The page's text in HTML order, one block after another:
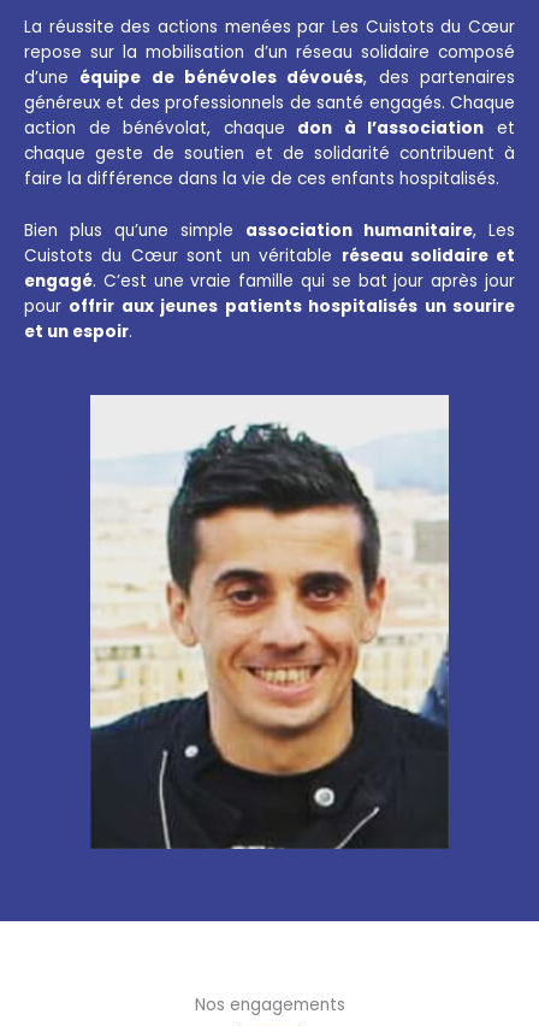
La réussite des actions menées par Les Cuistots du Cœur
repose sur la mobilisation d’un réseau solidaire composé
d’une équipe de bénévoles dévoués, des partenaires
généreux et des professionnels de santé engagés. Chaque
action de bénévolat, chaque don à l’association et
chaque geste de soutien et de solidarité contribuent à
faire la différence dans la vie de ces enfants hospitalisés.
Bien plus qu’une simple association humanitaire, Les
Cuistots du Cœur sont un véritable réseau solidaire et
engagé. C’est une vraie famille qui se bat jour après jour
pour offrir aux jeunes patients hospitalisés un sourire
et un espoir.
Nos engagements